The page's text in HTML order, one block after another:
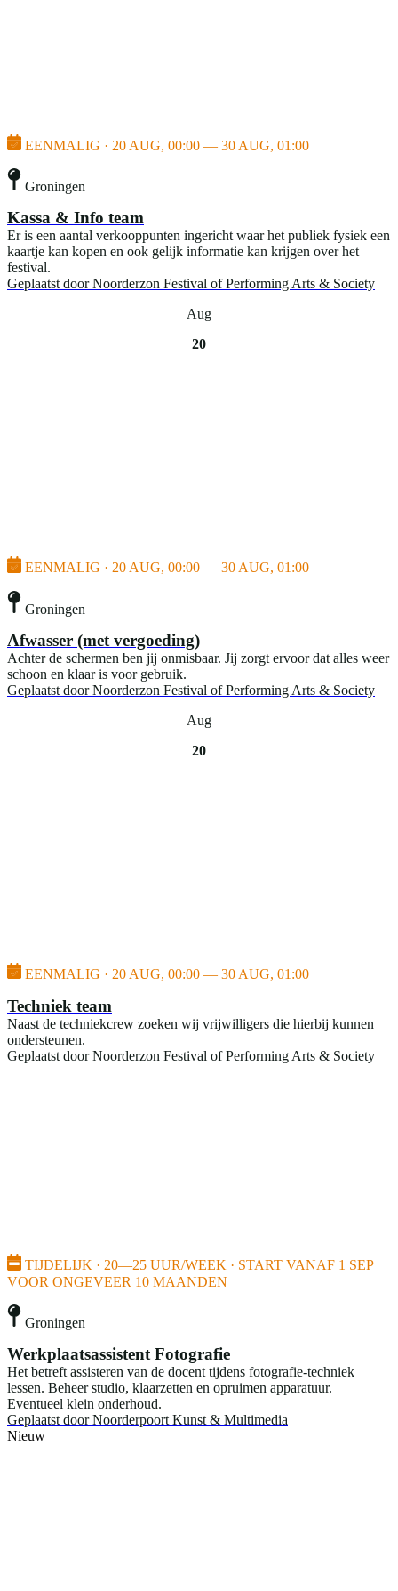
EENMALIG · 20 AUG, 00:00 — 30 AUG, 01:00
Groningen
Kassa & Info team
Er is een aantal verkooppunten ingericht waar het publiek fysiek een
kaartje kan kopen en ook gelijk informatie kan krijgen over het
festival.
Geplaatst door Noorderzon Festival of Performing Arts & Society
Aug
20
EENMALIG · 20 AUG, 00:00 — 30 AUG, 01:00
Groningen
Afwasser (met vergoeding)
Achter de schermen ben jij onmisbaar. Jij zorgt ervoor dat alles weer
schoon en klaar is voor gebruik.
Geplaatst door Noorderzon Festival of Performing Arts & Society
Aug
20
EENMALIG · 20 AUG, 00:00 — 30 AUG, 01:00
Techniek team
Naast de techniekcrew zoeken wij vrijwilligers die hierbij kunnen
ondersteunen.
Geplaatst door Noorderzon Festival of Performing Arts & Society
TIJDELIJK · 20—25 UUR/WEEK · START VANAF 1 SEP
VOOR ONGEVEER 10 MAANDEN
Groningen
Werkplaatsassistent Fotografie
Het betreft assisteren van de docent tijdens fotografie-techniek
lessen. Beheer studio, klaarzetten en opruimen apparatuur.
Eventueel klein onderhoud.
Geplaatst door Noorderpoort Kunst & Multimedia
Nieuw